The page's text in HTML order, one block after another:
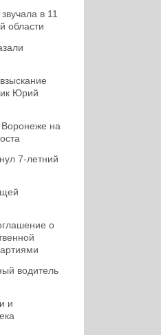
в 11
области
Юрий
на
7-летний
о
водитель
и